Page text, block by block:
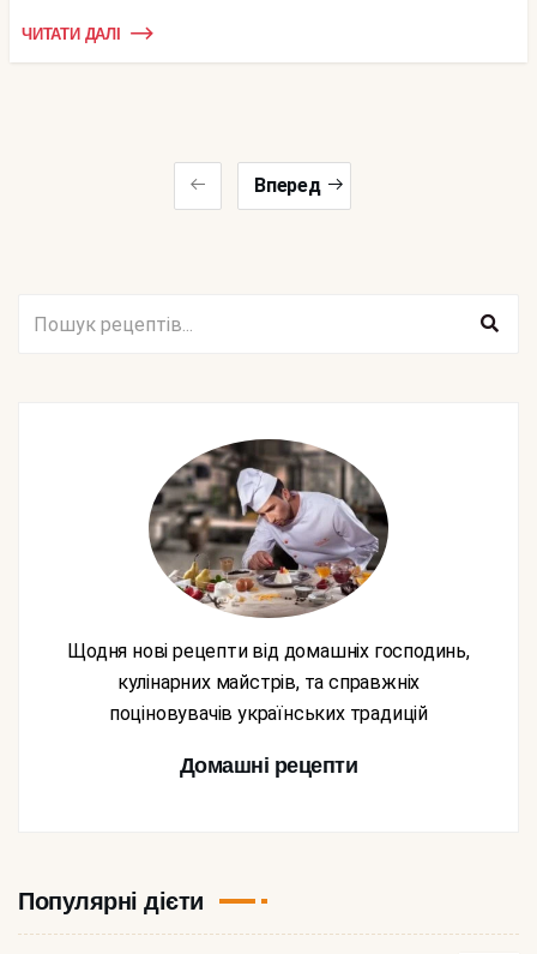
ЧИТАТИ ДАЛІ
Вперед
Щодня нові рецепти від домашніх господинь,
кулінарних майстрів, та справжніх
поціновувачів українських традицій
Домашні рецепти
Популярні дієти